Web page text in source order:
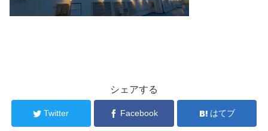
シェアする
Twitter Facebook はてブ